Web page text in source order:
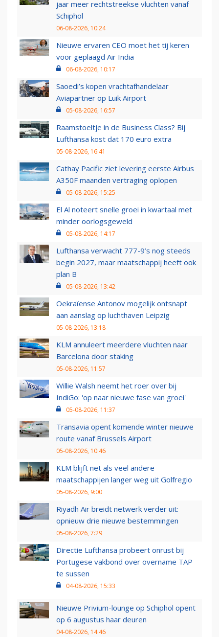
jaar meer rechtstreekse vluchten vanaf
Schiphol
06-08-2026, 10:24
Nieuwe ervaren CEO moet het tij keren
voor geplaagd Air India
06-08-2026, 10:17
Saoedi’s kopen vrachtafhandelaar
Aviapartner op Luik Airport
05-08-2026, 16:57
Raamstoeltje in de Business Class? Bij
Lufthansa kost dat 170 euro extra
05-08-2026, 16:41
Cathay Pacific ziet levering eerste Airbus
A350F maanden vertraging oplopen
05-08-2026, 15:25
El Al noteert snelle groei in kwartaal met
minder oorlogsgeweld
05-08-2026, 14:17
Lufthansa verwacht 777-9’s nog steeds
begin 2027, maar maatschappij heeft ook
plan B
05-08-2026, 13:42
Oekraïense Antonov mogelijk ontsnapt
aan aanslag op luchthaven Leipzig
05-08-2026, 13:18
KLM annuleert meerdere vluchten naar
Barcelona door staking
05-08-2026, 11:57
Willie Walsh neemt het roer over bij
IndiGo: 'op naar nieuwe fase van groei'
05-08-2026, 11:37
Transavia opent komende winter nieuwe
route vanaf Brussels Airport
05-08-2026, 10:46
KLM blijft net als veel andere
maatschappijen langer weg uit Golfregio
05-08-2026, 9:00
Riyadh Air breidt netwerk verder uit:
opnieuw drie nieuwe bestemmingen
05-08-2026, 7:29
Directie Lufthansa probeert onrust bij
Portugese vakbond over overname TAP
te sussen
04-08-2026, 15:33
Nieuwe Privium-lounge op Schiphol opent
op 6 augustus haar deuren
04-08-2026, 14:46